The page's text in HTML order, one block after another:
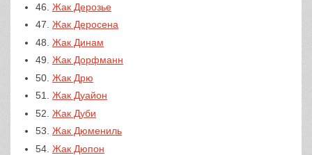
46. Жак Дерозье
47. Жак Деросена
48. Жак Динам
49. Жак Дорфманн
50. Жак Дрю
51. Жак Дуайон
52. Жак Дуби
53. Жак Дюмениль
54. Жак Дюпон